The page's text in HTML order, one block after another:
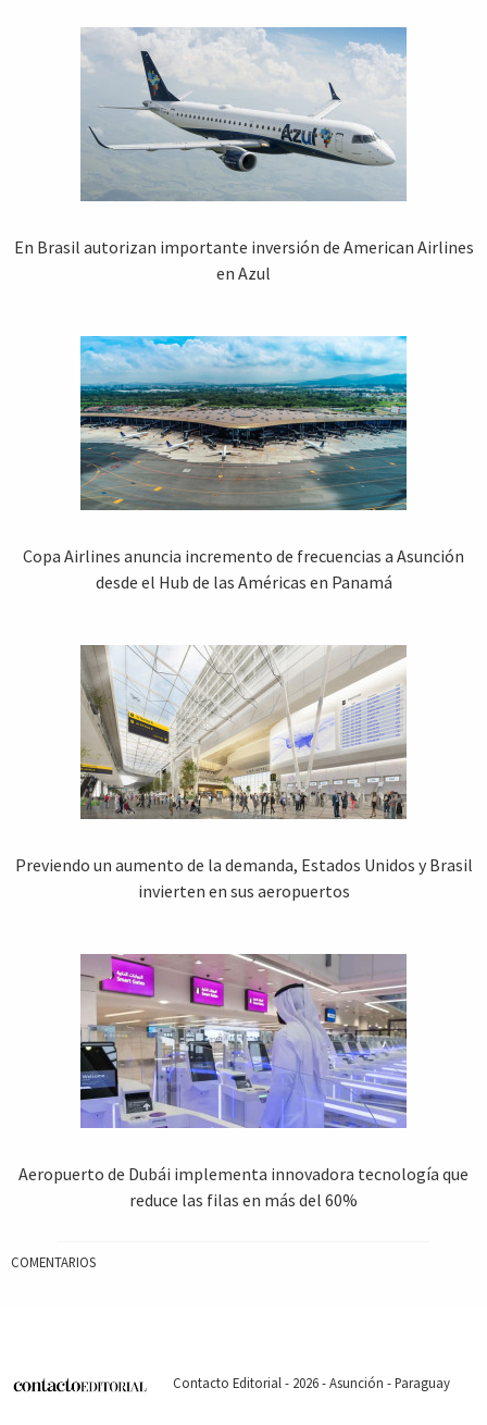
En Brasil autorizan importante inversión de American Airlines
en Azul
Copa Airlines anuncia incremento de frecuencias a Asunción
desde el Hub de las Américas en Panamá
Previendo un aumento de la demanda, Estados Unidos y Brasil
invierten en sus aeropuertos
Aeropuerto de Dubái implementa innovadora tecnología que
reduce las filas en más del 60%
COMENTARIOS
Contacto Editorial - 2026 - Asunción - Paraguay